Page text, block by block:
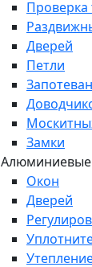
Дверей
Петли
Замки
Окон
Дверей